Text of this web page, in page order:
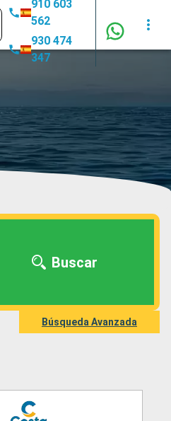
910 603
562
930 474
347
Buscar
Búsqueda Avanzada